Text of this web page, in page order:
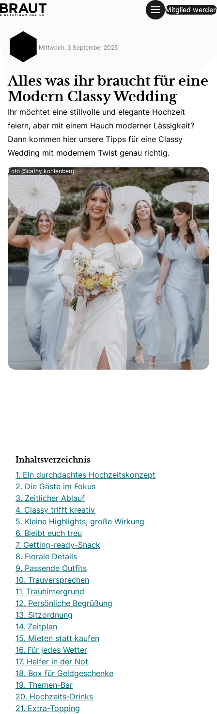
Alles was ihr braucht für eine Modern Classy Wedding
Mitglied werden
Mittwoch, 3 September 2025
Alles was ihr braucht für eine
Modern Classy Wedding
Ihr möchtet eine stillvolle und elegante Hochzeit feiern,
Ihr möchtet eine stillvolle und elegante Hochzeit
feiern, aber mit einem Hauch moderner Lässigkeit?
Dann kommen hier unsere Tipps für eine Classy
Wedding mit modernem Twist genau richtig.
Foto @cathy.kohlenberg
Inhaltsverzeichnis
1. Ein durchdachtes Hochzeitskonzept
2. Die Gäste im Fokus
3. Zeitlicher Ablauf
4. Classy trifft kreativ
5. Kleine Highlights, große Wirkung
6. Bleibt euch treu
7. Getting-ready-Snack
8. Florale Details
9. Passende Outfits
10. Trauversprechen
11. Trauhintergrund
12. Persönliche Begrüßung
13. Sitzordnung
14. Zeitplan
15. Mieten statt kaufen
16. Für jedes Wetter
17. Helfer in der Not
18. Box für Geldgeschenke
19. Themen-Bar
20. Hochzeits-Drinks
21. Extra-Topping